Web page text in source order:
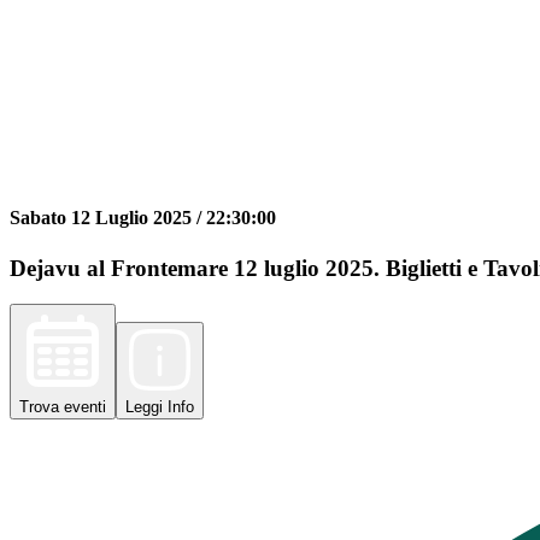
Sabato 12 Luglio 2025 /22:30:00
Dejavu al Frontemare 12 luglio 2025. Biglietti e
Trova eventi Leggi Info